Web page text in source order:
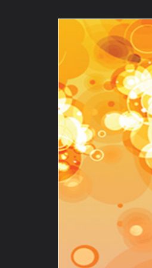
รูปภาพ General
หน้าแรก เว็บบอร์ด มีอ
มีอะไรใหม่ คอ